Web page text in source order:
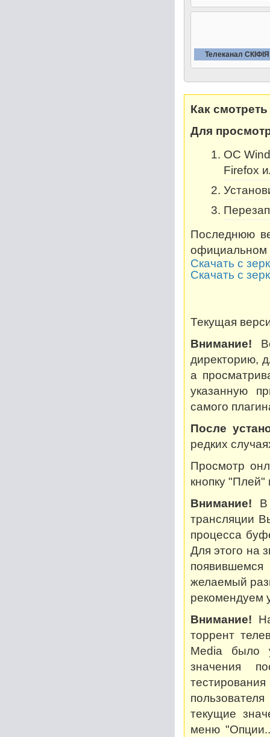
Телеканал СКIФIЯ
Как
Для
OC
Firefox
Последнюю
официальном
Скачать с
Скачать с
Текущая
Внимание!
директорию,
а
указанную
самого
После
редких
Просмотр
кнопку
Внимание! В
трансляции
процесса
Для этого на
желаемый
рекомендуем
Внимание!
торрент
Media было
значения
текущие
меню